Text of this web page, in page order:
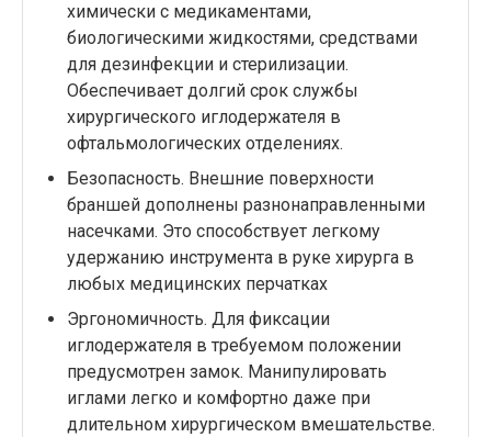
химически с медикаментами,
биологическими жидкостями, средствами
для дезинфекции и стерилизации.
Обеспечивает долгий срок службы
хирургического иглодержателя в
офтальмологических отделениях.
Безопасность. Внешние поверхности
браншей дополнены разнонаправленными
насечками. Это способствует легкому
удержанию инструмента в руке хирурга в
любых медицинских перчатках
Эргономичность. Для фиксации
иглодержателя в требуемом положении
предусмотрен замок. Манипулировать
иглами легко и комфортно даже при
длительном хирургическом вмешательстве.